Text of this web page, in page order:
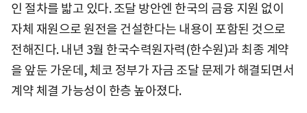
인 절차를 밟고 있다. 조달 방안엔 한국의 금융 지원 없이
자체 재원으로 원전을 건설한다는 내용이 포함된 것으로
전해진다. 내년 3월 한국수력원자력(한수원)과 최종 계약
을 앞둔 가운데, 체코 정부가 자금 조달 문제가 해결되면서
계약 체결 가능성이 한층 높아졌다.